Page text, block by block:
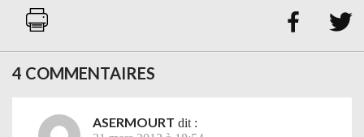
 
4 COMMENTAIRES
ASERMOURT dit :